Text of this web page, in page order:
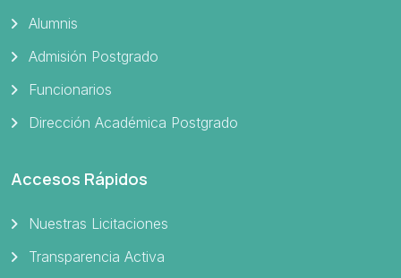
Alumnis
Admisión Postgrado
Funcionarios
Dirección Académica Postgrado
Accesos Rápidos
Nuestras Licitaciones
Transparencia Activa